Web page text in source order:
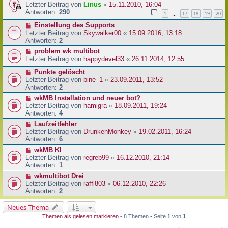
Letzter Beitrag von Linus « 15.11.2010, 16:04
Antworten: 290 1 17 18 19 20
Einstellung des Supports
Letzter Beitrag von Skywalker00 « 15.09.2016, 13:18
Antworten: 2
problem wk multibot
Letzter Beitrag von happydevel33 « 26.11.2014, 12:55
Punkte gelöscht
Letzter Beitrag von bine_1 « 23.09.2011, 13:52
Antworten: 2
wkMB Installation und neuer bot?
Letzter Beitrag von hamigra « 18.09.2011, 19:24
Antworten: 4
Laufzeitfehler
Letzter Beitrag von DrunkenMonkey « 19.02.2011, 16:24
Antworten: 6
wkMB KI
Letzter Beitrag von regreb99 « 16.12.2010, 21:14
Antworten: 1
wkmultibot Drei
Letzter Beitrag von raffi803 « 06.12.2010, 22:26
Antworten: 2
Neues Thema
Themen als gelesen markieren • 8 Themen • Seite 1 von 1